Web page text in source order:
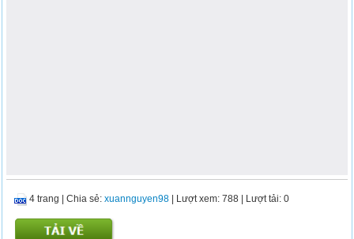
4 trang |Chia sẻ:xuannguyen98 | Lượt xem: 788 | Lượt tải: 0